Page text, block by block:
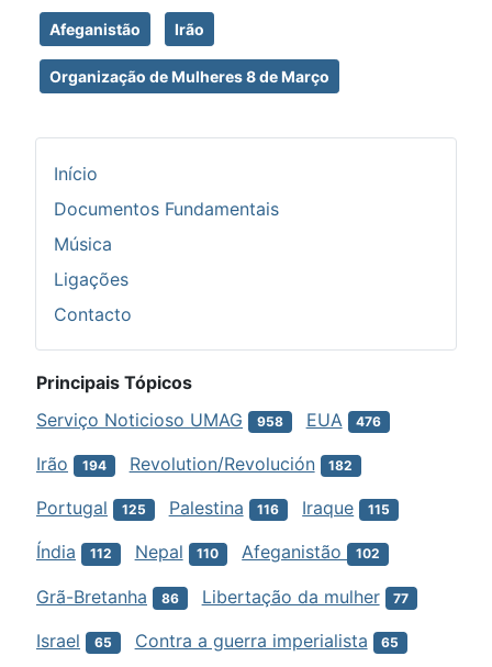
Afeganistão Irão
Organização de Mulheres 8 de Março
Início
Documentos Fundamentais
Música
Ligações
Contacto
Principais Tópicos
Serviço Noticioso UMAG
958 EUA 476
Irão 194 Revolution/Revolución 182
Portugal 125 Palestina 116 Iraque 115
Índia 112 Nepal 110 Afeganistão 102
Grã-Bretanha 86 Libertação da mulher 77
Israel 65 Contra a guerra imperialista 65